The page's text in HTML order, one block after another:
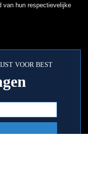
van hun respectievelijke
VOOR BEST